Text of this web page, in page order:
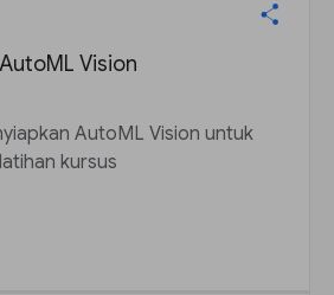
Vision
AutoML Vision untuk
kursus